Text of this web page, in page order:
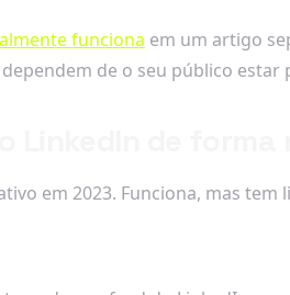
funciona em um artigo
de o seu público
em 2023. Funciona, mas tem